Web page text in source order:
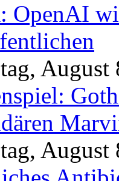
OpenAI
August
August